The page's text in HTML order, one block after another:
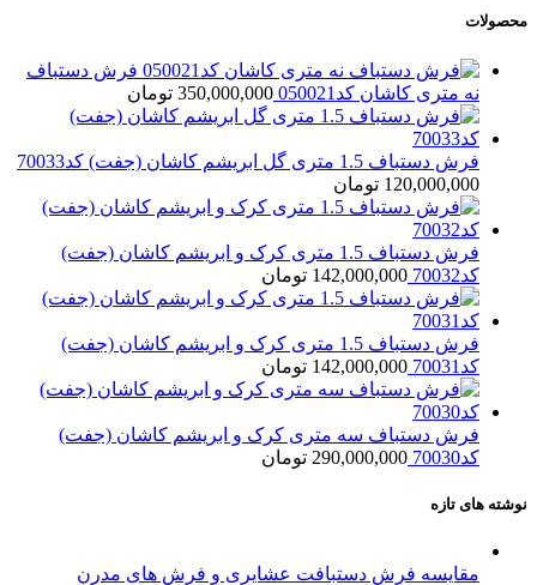
محصولات
فرش دستباف
نه متری کاشان کد050021
350,000,000 تومان
فرش دستباف 1.5 متری گل ابریشم کاشان (جفت) کد70033
120,000,000 تومان
فرش دستباف 1.5 متری کرک و ابریشم کاشان (جفت)
کد70032
142,000,000 تومان
فرش دستباف 1.5 متری کرک و ابریشم کاشان (جفت)
کد70031
142,000,000 تومان
فرش دستباف سه متری کرک و ابریشم کاشان (جفت)
کد70030
290,000,000 تومان
نوشته های تازه
مقایسه فرش دستبافت عشایری و فرش های مدرن